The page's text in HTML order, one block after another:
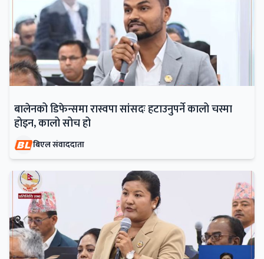
बालेनको डिफेन्समा रास्वपा सांसदः हटाउनुपर्ने कालो चस्मा
होइन, कालो सोच हो
बिएल संवाददाता